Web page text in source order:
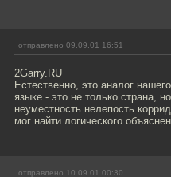
отправлено 09.09.01 16:51
2Garry.RU
Естественно, это аналог
языке - это не только страна,
неуместность нелепость
мог найти логического
отправлено 10.09.01 00:30